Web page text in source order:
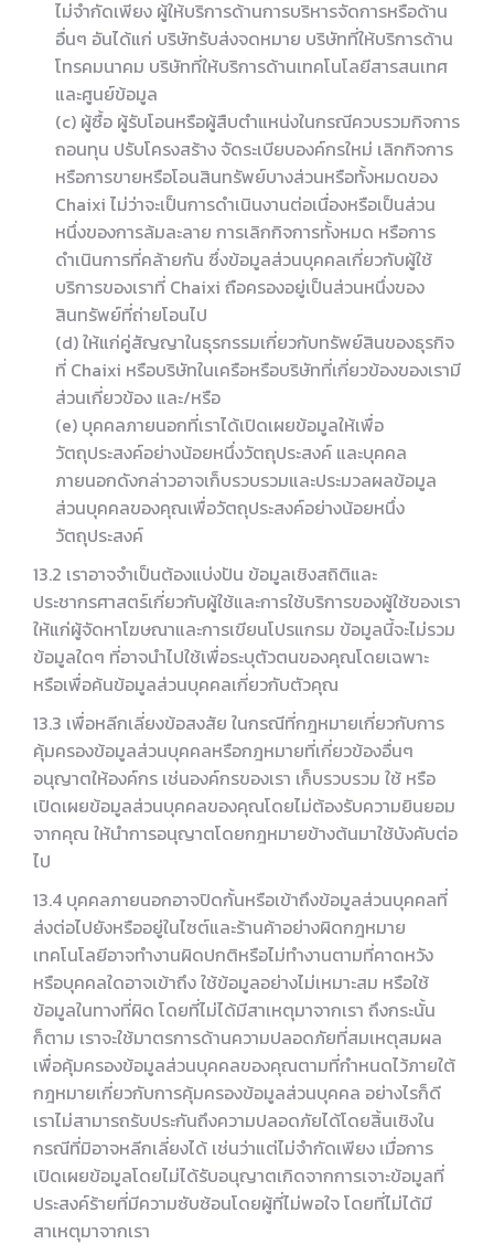
ไม่จำกัดเพียง ผู้ให้บริการด้านการบริหารจัดการหรือด้าน
อื่นๆ อันได้แก่ บริษัทรับส่งจดหมาย บริษัทที่ให้บริการด้าน
โทรคมนาคม บริษัทที่ให้บริการด้านเทคโนโลยีสารสนเทศ
และศูนย์ข้อมูล
(c) ผู้ซื้อ ผู้รับโอนหรือผู้สืบตำแหน่งในกรณีควบรวมกิจการ
ถอนทุน ปรับโครงสร้าง จัดระเบียบองค์กรใหม่ เลิกกิจการ
หรือการขายหรือโอนสินทรัพย์บางส่วนหรือทั้งหมดของ
Chaixi ไม่ว่าจะเป็นการดำเนินงานต่อเนื่องหรือเป็นส่วน
หนึ่งของการล้มละลาย การเลิกกิจการทั้งหมด หรือการ
ดำเนินการที่คล้ายกัน ซึ่งข้อมูลส่วนบุคคลเกี่ยวกับผู้ใช้
บริการของเราที่ Chaixi ถือครองอยู่เป็นส่วนหนึ่งของ
สินทรัพย์ที่ถ่ายโอนไป
(d) ให้แก่คู่สัญญาในธุรกรรมเกี่ยวกับทรัพย์สินของธุรกิจ
ที่ Chaixi หรือบริษัทในเครือหรือบริษัทที่เกี่ยวข้องของเรามี
ส่วนเกี่ยวข้อง และ/หรือ
(e) บุคคลภายนอกที่เราได้เปิดเผยข้อมูลให้เพื่อ
วัตถุประสงค์อย่างน้อยหนึ่งวัตถุประสงค์ และบุคคล
ภายนอกดังกล่าวอาจเก็บรวบรวมและประมวลผลข้อมูล
ส่วนบุคคลของคุณเพื่อวัตถุประสงค์อย่างน้อยหนึ่ง
วัตถุประสงค์
13.2 เราอาจจำเป็นต้องแบ่งปัน ข้อมูลเชิงสถิติและ
ประชากรศาสตร์เกี่ยวกับผู้ใช้และการใช้บริการของผู้ใช้ของเรา
ให้แก่ผู้จัดหาโฆษณาและการเขียนโปรแกรม ข้อมูลนี้จะไม่รวม
ข้อมูลใดๆ ที่อาจนำไปใช้เพื่อระบุตัวตนของคุณโดยเฉพาะ
หรือเพื่อค้นข้อมูลส่วนบุคคลเกี่ยวกับตัวคุณ
13.3 เพื่อหลีกเลี่ยงข้อสงสัย ในกรณีที่กฎหมายเกี่ยวกับการ
คุ้มครองข้อมูลส่วนบุคคลหรือกฎหมายที่เกี่ยวข้องอื่นๆ
อนุญาตให้องค์กร เช่นองค์กรของเรา เก็บรวบรวม ใช้ หรือ
เปิดเผยข้อมูลส่วนบุคคลของคุณโดยไม่ต้องรับความยินยอม
จากคุณ ให้นำการอนุญาตโดยกฎหมายข้างต้นมาใช้บังคับต่อ
ไป
13.4 บุคคลภายนอกอาจปิดกั้นหรือเข้าถึงข้อมูลส่วนบุคคลที่
ส่งต่อไปยังหรืออยู่ในไซต์และร้านค้าอย่างผิดกฎหมาย
เทคโนโลยีอาจทำงานผิดปกติหรือไม่ทำงานตามที่คาดหวัง
หรือบุคคลใดอาจเข้าถึง ใช้ข้อมูลอย่างไม่เหมาะสม หรือใช้
ข้อมูลในทางที่ผิด โดยที่ไม่ได้มีสาเหตุมาจากเรา ถึงกระนั้น
ก็ตาม เราจะใช้มาตรการด้านความปลอดภัยที่สมเหตุสมผล
เพื่อคุ้มครองข้อมูลส่วนบุคคลของคุณตามที่กำหนดไว้ภายใต้
กฎหมายเกี่ยวกับการคุ้มครองข้อมูลส่วนบุคคล อย่างไรก็ดี
เราไม่สามารถรับประกันถึงความปลอดภัยได้โดยสิ้นเชิงใน
กรณีที่มิอาจหลีกเลี่ยงได้ เช่นว่าแต่ไม่จำกัดเพียง เมื่อการ
เปิดเผยข้อมูลโดยไม่ได้รับอนุญาตเกิดจากการเจาะข้อมูลที่
ประสงค์ร้ายที่มีความซับซ้อนโดยผู้ที่ไม่พอใจ โดยที่ไม่ได้มี
สาเหตุมาจากเรา